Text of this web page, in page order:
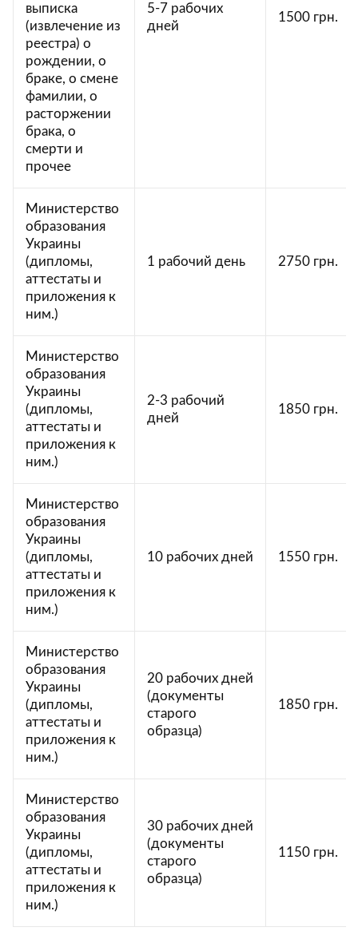
выписка
(извлечение из
реестра) о
рождении, о
браке, о смене
фамилии, о
расторжении
брака, о
смерти и
прочее
5-7 рабочих
дней
1500 грн.
Министерство
образования
Украины
(дипломы,
аттестаты и
приложения к
ним.)
1 рабочий день 2750 грн.
Министерство
образования
Украины
(дипломы,
аттестаты и
приложения к
ним.)
2-3 рабочий
дней
1850 грн.
Министерство
образования
Украины
(дипломы,
аттестаты и
приложения к
ним.)
10 рабочих дней 1550 грн.
Министерство
образования
Украины
(дипломы,
аттестаты и
приложения к
ним.)
20 рабочих дней
(документы
старого
образца)
1850 грн.
Министерство
образования
Украины
(дипломы,
аттестаты и
приложения к
ним.)
30 рабочих дней
(документы
старого
образца)
1150 грн.